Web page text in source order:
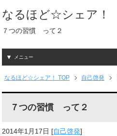
なるほど☆シェア！
７つの習慣 って２
メニュー
なるほど☆シェア！ TOP 自己啓発
７つの習慣 って２
2014年1月17日 [自己啓発]